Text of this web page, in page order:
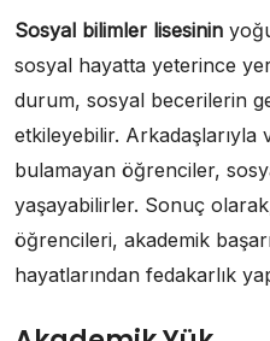
Sosyal bilimler lisesinin
sosyal hayatta yeterince
durum, sosyal becerilerin
etkileyebilir. Arkadaşlarıyla
bulamayan öğrenciler,
yaşayabilirler. Sonuç
öğrencileri, akademik
hayatlarından fedakarlık